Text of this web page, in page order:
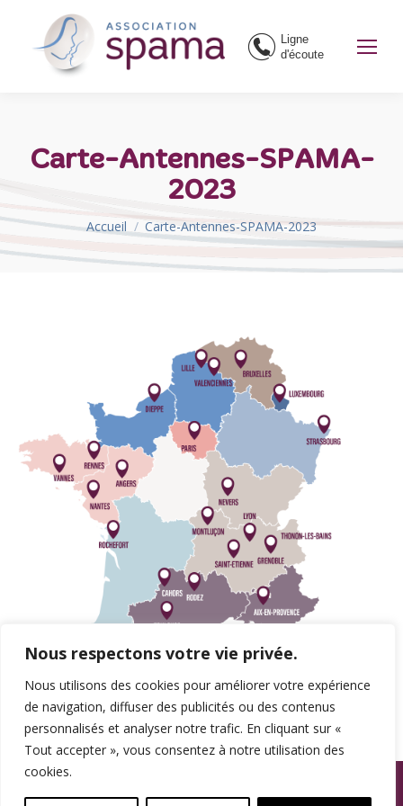
Nous respectons votre vie privée.
Nous utilisons des cookies pour améliorer votre expérience
de navigation, diffuser des publicités ou des contenus
personnalisés et analyser notre trafic. En cliquant sur «
Tout accepter », vous consentez à notre utilisation des
cookies.
Ligne
d'écoute
Carte-Antennes-SPAMA-
2023
Vous êtes ici :
Accueil Carte-Antennes-SPAMA-2023